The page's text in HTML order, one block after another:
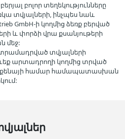
բոլոր տեղեկությունները
տվյալների, ինչպես նաև
GmbH-ի կողմից ձեռք բերված
և փորձի վրա քսանյութերի
մեջ:
տվյալների
արտադրողի կողմից տրված
համար համապատասխան